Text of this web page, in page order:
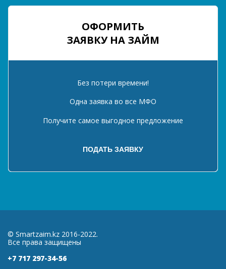
ОФОРМИТЬ
ЗАЯВКУ НА ЗАЙМ
Без потери времени!
Одна заявка во все МФО
Получите самое выгодное предложение
© Smartzaim.kz 2016-2022.
Все права защищены
+7 717 297-34-56